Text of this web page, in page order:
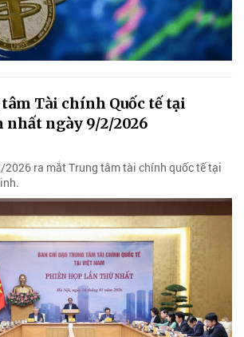
Tài chính Quốc tế tại
nhất ngày 9/2/2026
ra mắt Trung tâm tài chính quốc tế tại